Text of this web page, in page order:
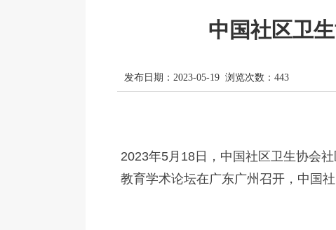
中国社区卫
发布日期：2023-05-19 浏览次数： 443
2023年5月18日，中国社区卫生协会
教育学术论坛在广东广州召开，中国